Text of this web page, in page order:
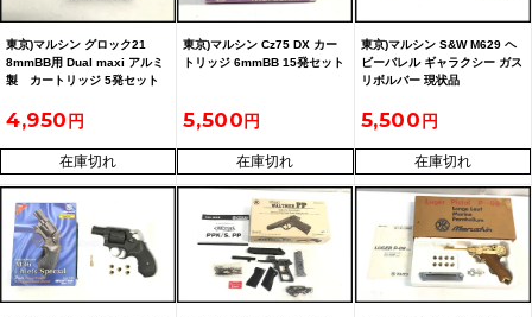
東京)マルシン グロック21
8mmBB用 Dual maxi アルミ
製 カートリッジ 5発セット
4,950
在庫切れ
東京)マルシン Cz75 DX カー
トリッジ 6mmBB 15発セット
5,500
在庫切れ
東京)マルシン S&W M629 ヘ
ビーバレル ギャラクシー ガス
リボルバー 現状品
5,500
在庫切れ